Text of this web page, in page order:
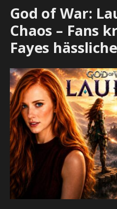
God of War:
Chaos – Fans
Fayes